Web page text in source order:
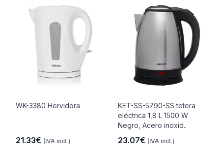
WK-3380 Hervidora
21.33€ (IVA incl.)
KET-SS-5790-SS tetera
eléctrica 1,8 L 1500 W
Negro, Acero inoxid..
23.07€ (IVA incl.)